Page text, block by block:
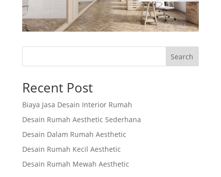
Search
Recent Post
Biaya Jasa Desain Interior Rumah
Desain Rumah Aesthetic Sederhana
Desain Dalam Rumah Aesthetic
Desain Rumah Kecil Aesthetic
Desain Rumah Mewah Aesthetic